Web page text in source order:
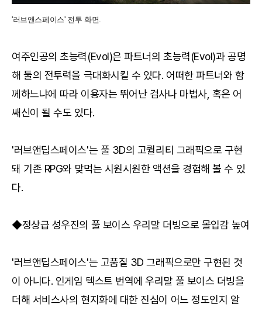
'러브앤스페이스' 전투 화면.
여주인공의 초능력(Evol)은 파트너의 초능력(Evol)과 공명
해 둘의 전투력을 극대화시킬 수 있다. 어떠한 파트너와 함
께하느냐에 따라 이용자는 뛰어난 검사나 마법사, 혹은 어
쌔신이 될 수도 있다.
'러브앤딥스페이스'는 풀 3D의 고퀄리티 그래픽으로 구현
돼 기존 RPG와 맞먹는 시원시원한 액션을 경험해 볼 수 있
다.
◆정상급 성우진의 풀 보이스 우리말 더빙으로 몰입감 높여
'러브앤딥스페이스'는 고품질 3D 그래픽으로만 구현된 것
이 아니다. 인게임 텍스트 번역에 우리말 풀 보이스 더빙을
더해 서비스사의 현지화에 대한 진심이 어느 정도인지 알